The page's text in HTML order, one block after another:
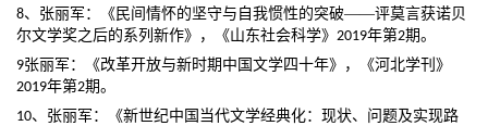
8、张丽军：《民间情怀的坚守与自我惯性的突破——评莫言获诺贝
尔文学奖之后的系列新作》，《山东社会科学》 2019年第2期。
9张丽军：《改革开放与新时期中国文学四十年》，《河北学刊》
2019年第2期。
10、张丽军：《新世纪中国当代文学经典化：现状、问题及实现路